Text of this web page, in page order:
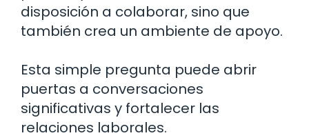
disposición a colaborar, sino que
también crea un ambiente de apoyo.
Esta simple pregunta puede abrir
puertas a conversaciones
significativas y fortalecer las
relaciones laborales.